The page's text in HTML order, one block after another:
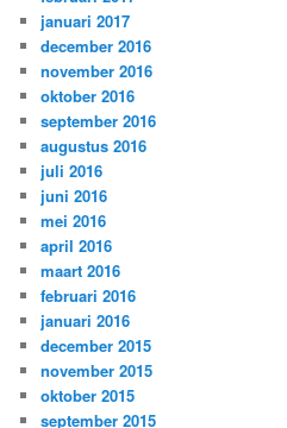
januari 2017
december 2016
november 2016
oktober 2016
september 2016
augustus 2016
juli 2016
juni 2016
mei 2016
april 2016
maart 2016
februari 2016
januari 2016
december 2015
november 2015
oktober 2015
september 2015